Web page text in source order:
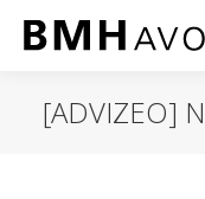
[ADVIZEO]